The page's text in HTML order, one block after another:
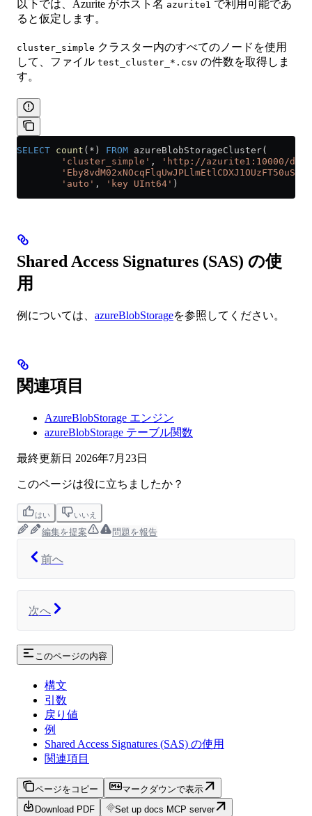
以下では、Azurite がホスト名 azurite1 で利用可能であ
ると仮定します。
cluster_simple クラスター内のすべてのノードを使用
して、ファイル test_cluster_*.csv の件数を取得しま
す。
SELECT count ( * ) FROM azureBlobStorageCluster(
        'cluster_simple'
,
'http://azurite1:10000/
        'auto'
, 'key UInt64' )
Shared Access Signatures (SAS) の使
用
例については、 azureBlobStorageを参照してください。
関連項目
AzureBlobStorage エンジン
azureBlobStorage テーブル関数
最終更新日 2026年7月23日
このページは役に立ちましたか？
はい いいえ
編集を提案 問題を報告
前へ
次へ
このページの内容
構文
引数
戻り値
例
Shared Access Signatures (SAS) の使用
関連項目
ページをコピー
マークダウンで表示
Download PDF
Set up docs MCP server